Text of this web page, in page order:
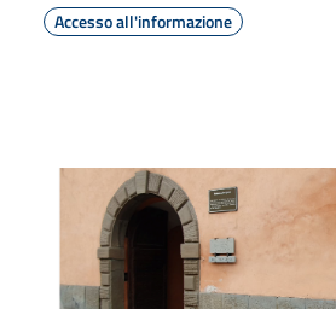
Accesso all'informazione